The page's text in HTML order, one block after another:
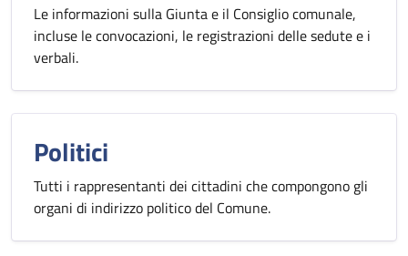
Le informazioni sulla Giunta e il Consiglio comunale,
incluse le convocazioni, le registrazioni delle sedute e i
verbali.
Politici
Tutti i rappresentanti dei cittadini che compongono gli
organi di indirizzo politico del Comune.